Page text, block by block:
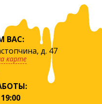
ВАС:
д. 47
карте
19:00